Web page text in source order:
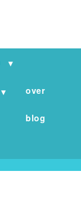
over
blog